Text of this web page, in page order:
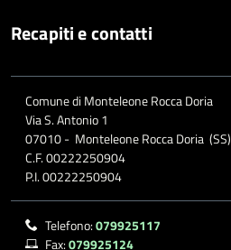
Recapiti e contatti
Comune di Monteleone Rocca Doria
Via S. Antonio 1
07010 - Monteleone Rocca Doria (SS)
C.F. 00222250904
P.I. 00222250904
Telefono:079925117
Fax:079925124